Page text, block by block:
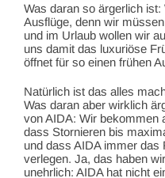
Was daran so ärgerlich
Ausflüge, denn wir
und im Urlaub wollen wir
uns damit das luxuriöse
öffnet für so einen frühen
Natürlich ist das alles
Was daran aber wirklich
von AIDA: Wir bekommen
dass Stornieren bis
und dass AIDA immer das
verlegen. Ja, das haben
unehrlich: AIDA hat nicht